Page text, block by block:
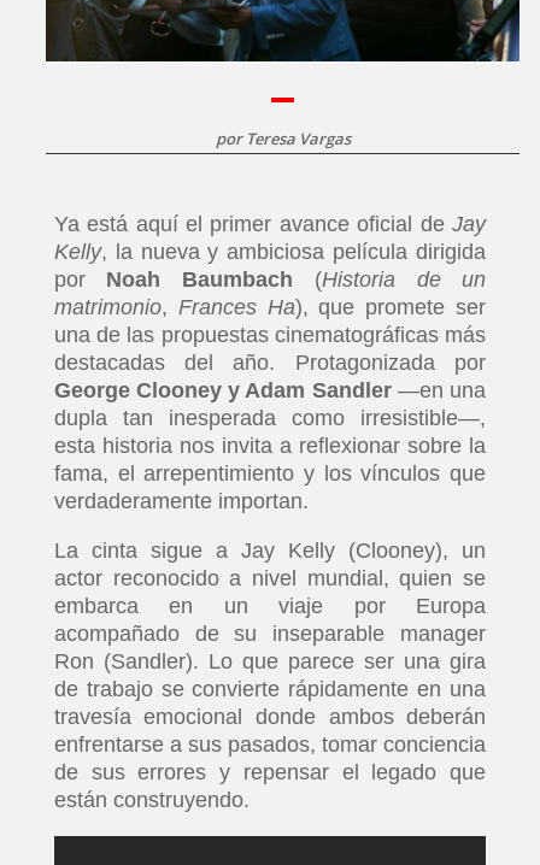
por Teresa Vargas
Ya está aquí el primer avance oficial deJay
Kelly, la nueva y ambiciosa película dirigida
por Noah Baumbach (Historia de un
matrimonio, Frances Ha), que promete ser
una de las propuestas cinematográficas más
destacadas del año. Protagonizada por
George Clooney y Adam Sandler —en una
dupla tan inesperada como irresistible—,
esta historia nos invita a reflexionar sobre la
fama, el arrepentimiento y los vínculos que
verdaderamente importan.
La cinta sigue a Jay Kelly (Clooney), un
actor reconocido a nivel mundial, quien se
embarca en un viaje por Europa
acompañado de su inseparable manager
Ron (Sandler). Lo que parece ser una gira
de trabajo se convierte rápidamente en una
travesía emocional donde ambos deberán
enfrentarse a sus pasados, tomar conciencia
de sus errores y repensar el legado que
están construyendo.